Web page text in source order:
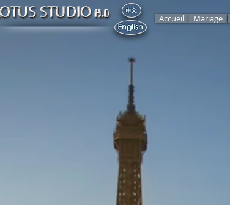
Accueil Mariage